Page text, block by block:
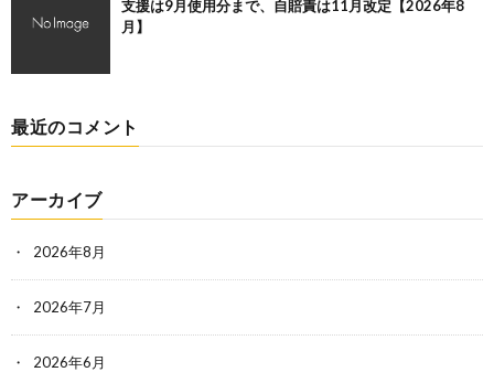
支援は9月使用分まで、自賠責は11月改定【2026年8
月】
最近のコメント
アーカイブ
2026年8月
2026年7月
2026年6月